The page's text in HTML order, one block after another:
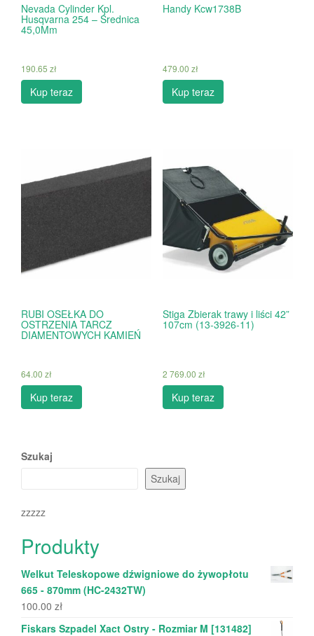
Nevada Cylinder Kpl.
Husqvarna 254 – Średnica
45,0Mm
190.65 zł
Kup teraz
Handy Kcw1738B
479.00 zł
Kup teraz
RUBI OSEŁKA DO
OSTRZENIA TARCZ
DIAMENTOWYCH KAMIEŃ
64.00 zł
Kup teraz
Stiga Zbierak trawy i liści 42”
107cm (13-3926-11)
2 769.00 zł
Kup teraz
Szukaj
Szukaj
zzzzz
Produkty
Welkut Teleskopowe dźwigniowe do żywopłotu
665 - 870mm (HC-2432TW)
100.00 zł
Fiskars Szpadel Xact Ostry - Rozmiar M [131482]